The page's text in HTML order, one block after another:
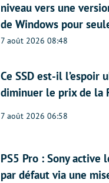
niveau vers une
de Windows pour
7 août 2026 08:48
Ce SSD est-il l’espoir
diminuer le prix de la
7 août 2026 06:58
PS5 Pro : Sony active
par défaut via une